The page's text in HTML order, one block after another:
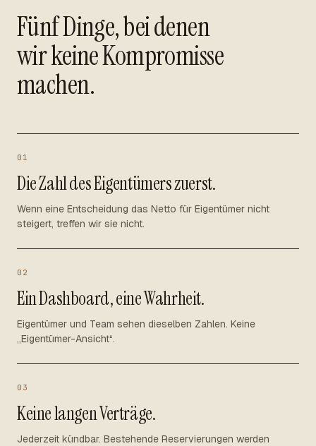
Fünf Dinge, bei denen
wir keine Kompromisse
machen.
01
Die Zahl des Eigentümers zuerst.
Wenn eine Entscheidung das Netto für Eigentümer nicht
steigert, treffen wir sie nicht.
02
Ein Dashboard, eine Wahrheit.
Eigentümer und Team sehen dieselben Zahlen. Keine
„Eigentümer-Ansicht“.
03
Keine langen Verträge.
Jederzeit kündbar. Bestehende Reservierungen werden